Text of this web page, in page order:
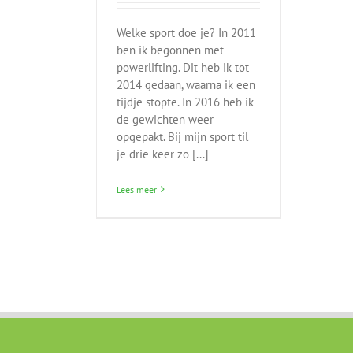
Welke sport doe je? In 2011
ben ik begonnen met
powerlifting. Dit heb ik tot
2014 gedaan, waarna ik een
tijdje stopte. In 2016 heb ik
de gewichten weer
opgepakt. Bij mijn sport til
je drie keer zo [...]
Lees meer